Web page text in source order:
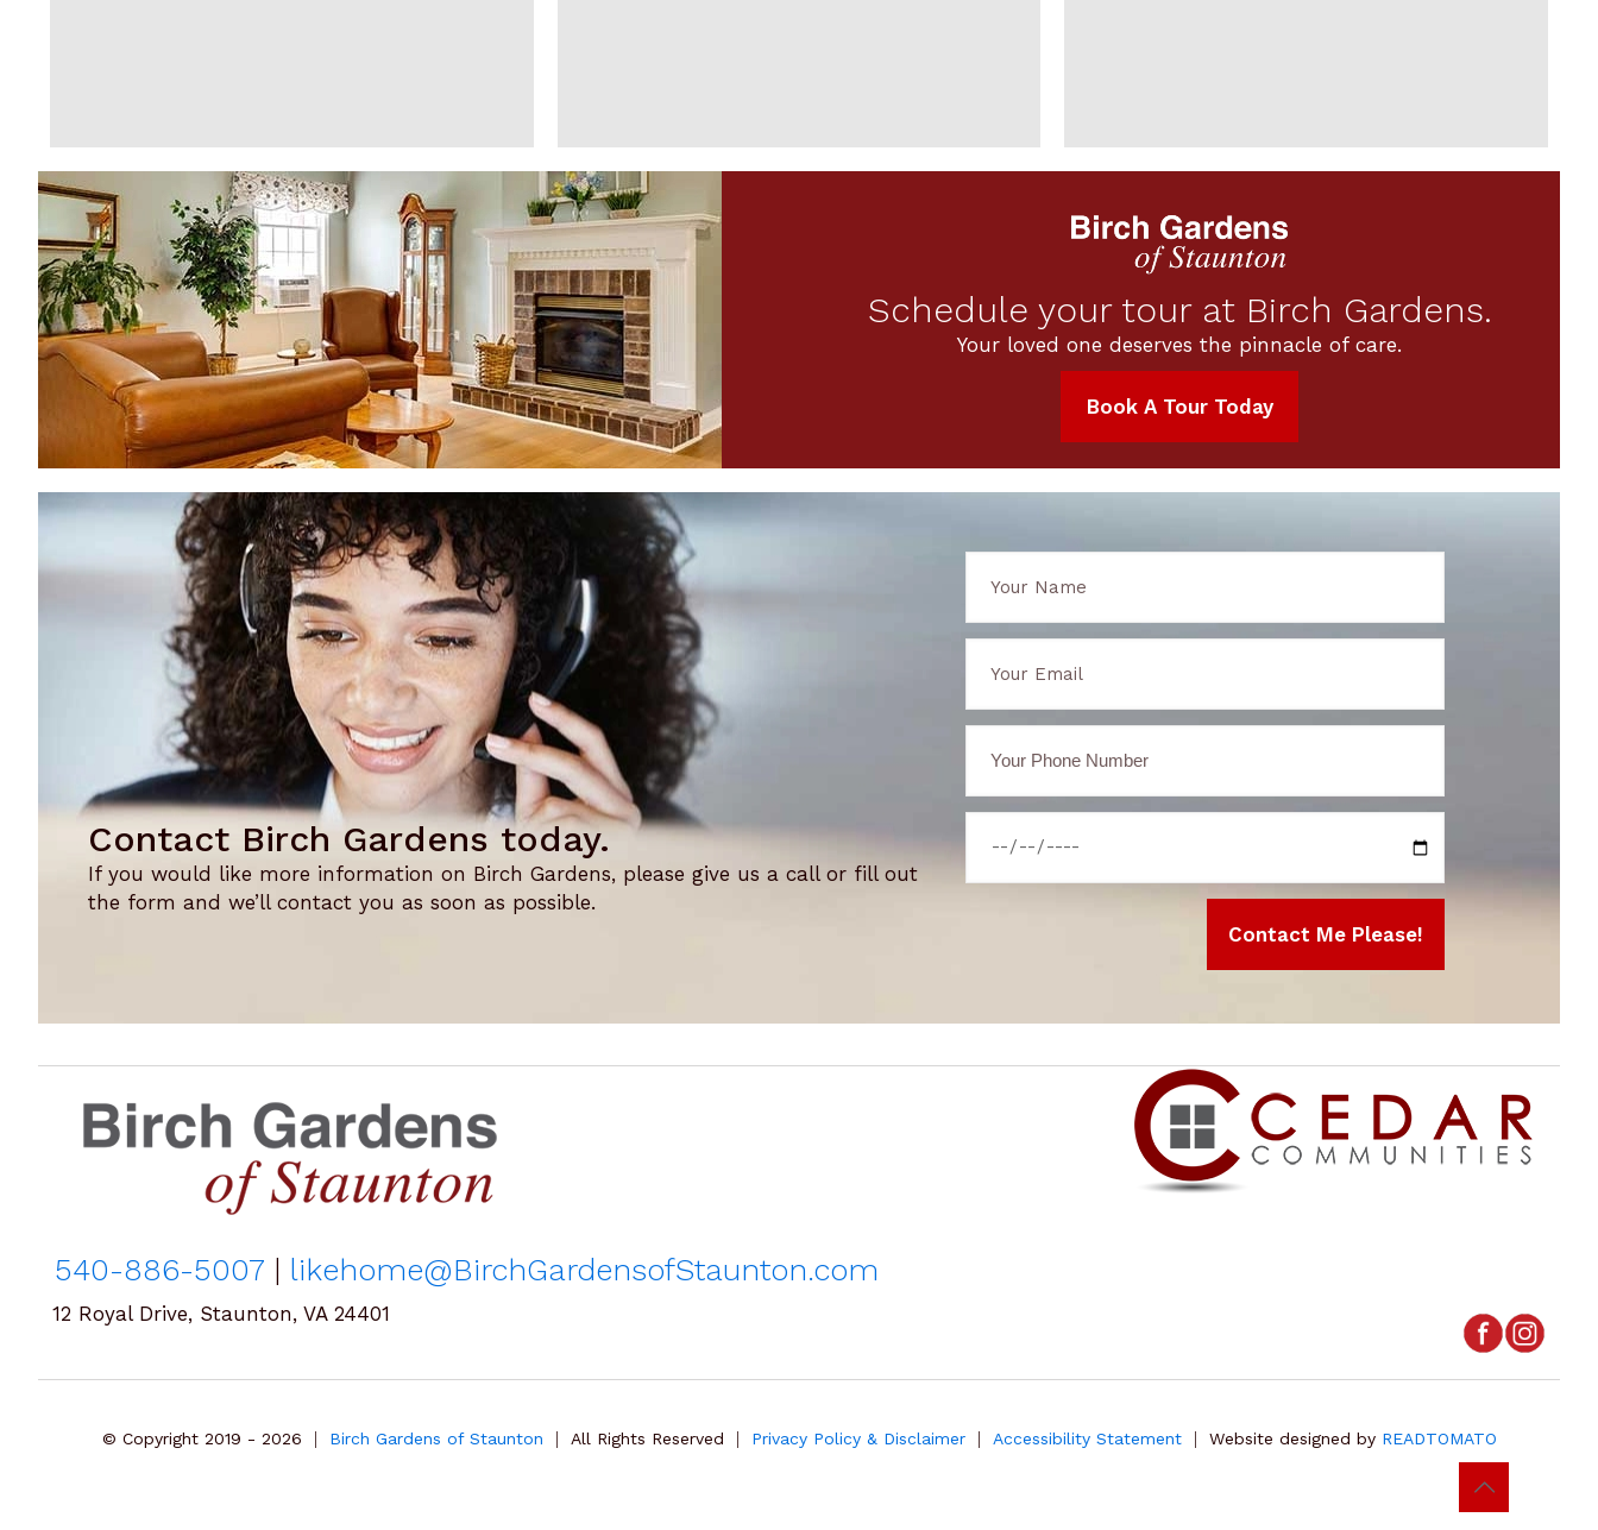
Schedule your tour at Birch Gardens.
Your loved one deserves the pinnacle of care.
Book A Tour Today
Contact Birch Gardens today.
If you would like more information on Birch Gardens, please give us a call or fill out
the form and we’ll contact you as soon as possible.
540-886-5007 | likehome@BirchGardensofStaunton.com
12 Royal Drive, Staunton, VA 24401
© Copyright 2019 - 2026 | Birch Gardens of Staunton | All Rights Reserved | Privacy Policy & Disclaimer | Accessibility Statement | Website designed by READTOMATO